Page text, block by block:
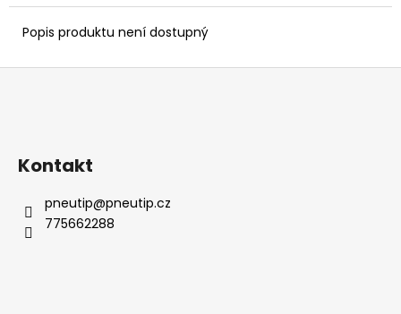
Popis produktu není dostupný
e
Z
Kontakt
pneutip@pneutip.cz
775662288